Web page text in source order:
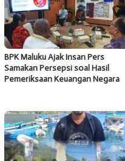
BPK Maluku Ajak Insan Pers
Samakan Persepsi soal Hasil
Pemeriksaan Keuangan Negara